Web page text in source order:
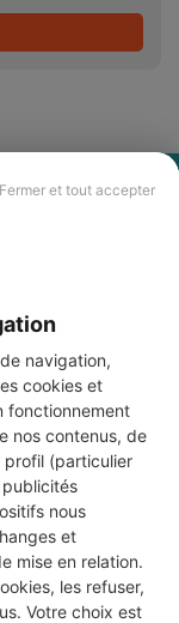
Fermer et tout accepter
navigation,
cookies et
fonctionnement
nos contenus, de
profil (particulier
nous
et
mise en relation.
les refuser,
Votre choix est
DE
quel professionnel
réseau de 5 000